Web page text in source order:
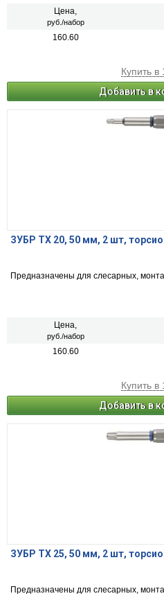
Цена,
руб./набор
160.60
Купить в
Добавить в
ЗУБР TX 20, 50 мм, 2 шт,
Предназначены для слесарных,
Цена,
руб./набор
160.60
Купить в
Добавить в
ЗУБР TX 25, 50 мм, 2 шт,
Предназначены для слесарных,